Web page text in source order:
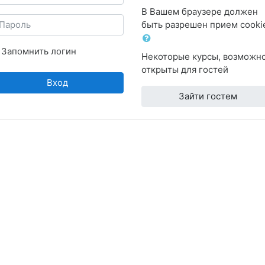
Запомнить логин
Вход
В Вашем браузере должен
быть разрешен прием
Некоторые курсы,
открыты для гостей
Зайти гостем